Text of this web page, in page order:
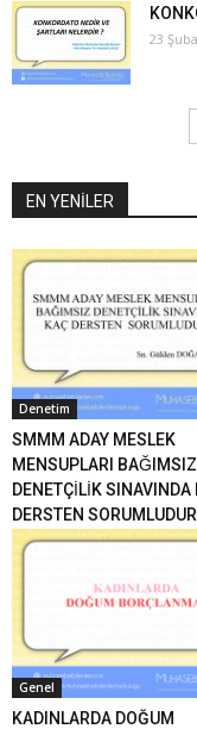
23
EN YENİLER
Denetim
SMMM ADAY MESLEK
MENSUPLARI BAĞIMSIZ
DENETÇİLİK SINAVINDA
DERSTEN SORUMLUDUR
Genel
KADINLARDA DOĞUM